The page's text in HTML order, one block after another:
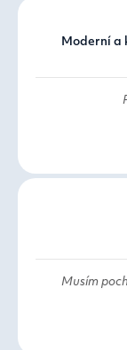
Moderní a
Musím